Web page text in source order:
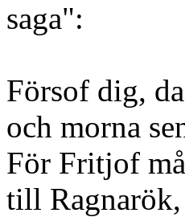
saga":
Försof dig,
och morna
För Fritjof
till